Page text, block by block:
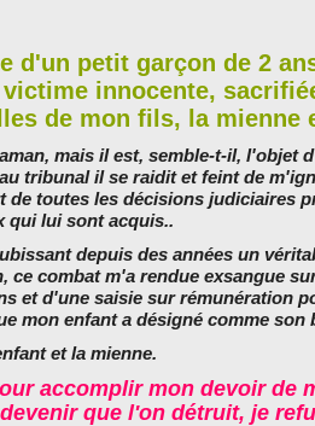
d'un petit garçon de 2
innocente,
de mon fils, la mienne
mais il est, semble-t-il, l'objet
tribunal il se raidit et feint de
toutes les décisions judiciaires
qui lui sont acquis..
depuis des années un
ce combat m'a rendue exsangue
et d'une saisie sur rémunération
mon enfant a désigné comme son
et la mienne.
accomplir mon devoir de
que l'on détruit, je